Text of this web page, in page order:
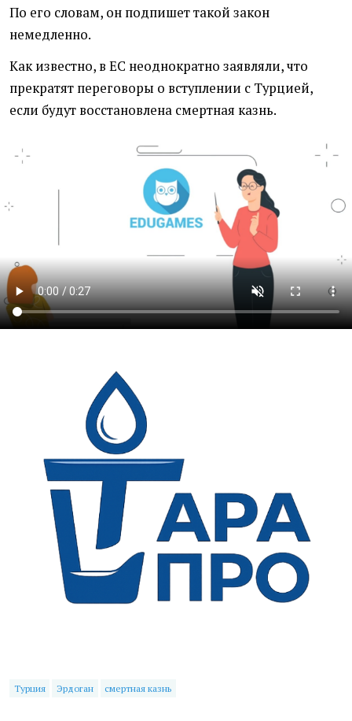
По его словам, он подпишет такой закон
немедленно.
Как известно, в ЕС неоднократно заявляли, что
прекратят переговоры о вступлении с Турцией,
если будут восстановлена смертная казнь.
Турция Эрдоган смертная казнь